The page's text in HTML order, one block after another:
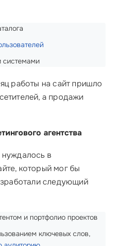
системами
работы на сайт пришло
а продажи
агентства
нуждалось в
который мог бы
следующий
и портфолио проектов
ключевых слов,